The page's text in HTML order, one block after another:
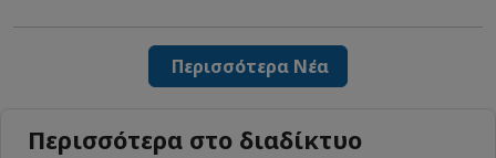
Περισσότερα Νέα
Περισσότερα στο διαδίκτυο